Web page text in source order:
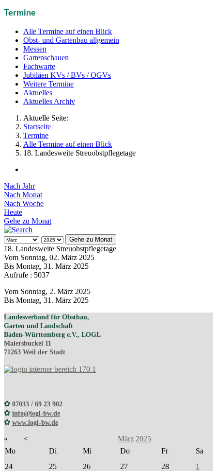
Termine
Alle Termine auf einen Blick
Obst- und Gartenbau allgemein
Messen
Gartenschauen
Fachwarte
Jubiläen KVs / BVs / OGVs
Weitere Termine
Aktuelles
Aktuelles Archiv
Aktuelle Seite:
Startseite
Termine
Alle Termine auf einen Blick
18. Landesweite Streuobstpflegetage
Nach Jahr
Nach Monat
Nach Woche
Heute
Gehe zu Monat
Gehe zu Monat
18. Landesweite Streuobstpflegetage
Vom Sonntag, 02. März 2025
Bis Montag, 31. März 2025
Aufrufe : 5037
Vom Sonntag, 2. März 2025
Bis Montag, 31. März 2025
Landesverband für Obstbau,
Garten und Landschaft
Baden-Württemberg e.V., LOGL
Malersbuckel 11
71263 Weil der Stadt
✿ 07033 / 69 23 902
✿ info@logl-bw.de
✿ www.logl-bw.de
« < März 2025
Mo
Di Mi Do Fr
Sa
24
25 26 27 28
1